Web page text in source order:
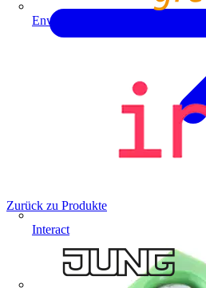
Enwitec
Interact
Zurück zu Produkte